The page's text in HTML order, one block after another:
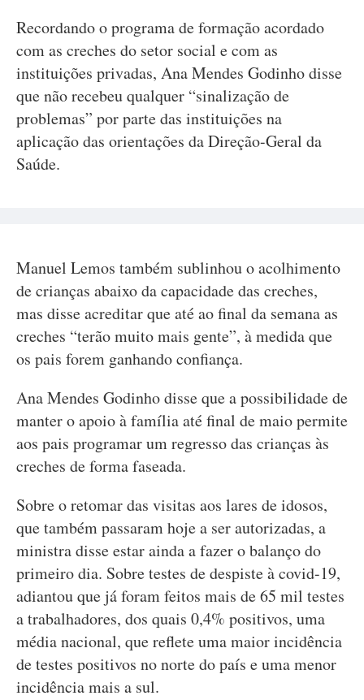
Recordando o programa de formação acordado
com as creches do setor social e com as
instituições privadas, Ana Mendes Godinho disse
que não recebeu qualquer “sinalização de
problemas” por parte das instituições na
aplicação das orientações da Direção-Geral da
Saúde.
Manuel Lemos também sublinhou o acolhimento
de crianças abaixo da capacidade das creches,
mas disse acreditar que até ao final da semana as
creches “terão muito mais gente”, à medida que
os pais forem ganhando confiança.
Ana Mendes Godinho disse que a possibilidade de
manter o apoio à família até final de maio permite
aos pais programar um regresso das crianças às
creches de forma faseada.
Sobre o retomar das visitas aos lares de idosos,
que também passaram hoje a ser autorizadas, a
ministra disse estar ainda a fazer o balanço do
primeiro dia. Sobre testes de despiste à covid-19,
adiantou que já foram feitos mais de 65 mil testes
a trabalhadores, dos quais 0,4% positivos, uma
média nacional, que reflete uma maior incidência
de testes positivos no norte do país e uma menor
incidência mais a sul.